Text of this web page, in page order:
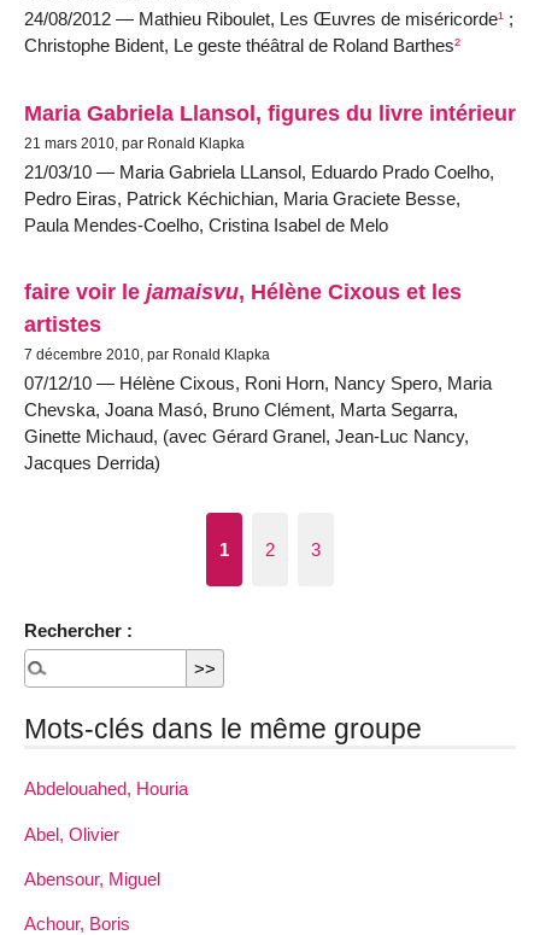
24/08/2012 — Mathieu Riboulet, Les Œuvres de miséricorde¹ ;
Christophe Bident, Le geste théâtral de Roland Barthes²
Maria Gabriela Llansol, figures du livre intérieur
21 mars 2010, par Ronald Klapka
21/03/10 — Maria Gabriela LLansol, Eduardo Prado Coelho,
Pedro Eiras, Patrick Kéchichian, Maria Graciete Besse,
Paula Mendes-Coelho, Cristina Isabel de Melo
faire voir le jamaisvu, Hélène Cixous et les
artistes
7 décembre 2010, par Ronald Klapka
07/12/10 — Hélène Cixous, Roni Horn, Nancy Spero, Maria
Chevska, Joana Masó, Bruno Clément, Marta Segarra,
Ginette Michaud, (avec Gérard Granel, Jean-Luc Nancy,
Jacques Derrida)
1 2 3
Rechercher :
Mots-clés dans le même groupe
Abdelouahed, Houria
Abel, Olivier
Abensour, Miguel
Achour, Boris